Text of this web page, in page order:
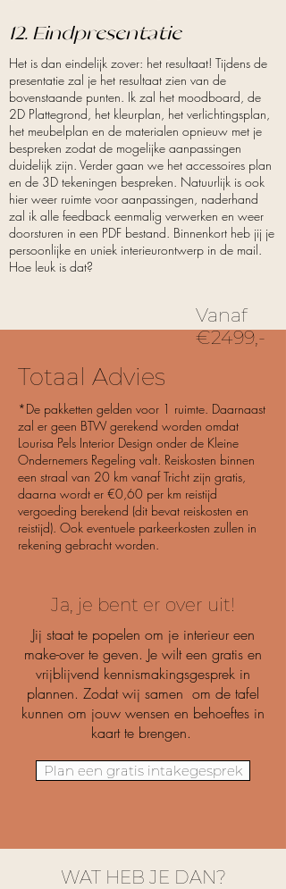
12. Eindpresentatie
Het is dan eindelijk zover: het resultaat! Tijdens de
presentatie zal je het resultaat zien van de
bovenstaande punten. Ik zal het moodboard, de
2D Plattegrond, het kleurplan, het verlichtingsplan,
het meubelplan en de materialen opnieuw met je
bespreken zodat de mogelijke aanpassingen
duidelijk zijn. Verder gaan we het accessoires plan
en de 3D tekeningen bespreken. Natuurlijk is ook
hier weer ruimte voor aanpassingen, naderhand
zal ik alle feedback eenmalig verwerken en weer
doorsturen in een PDF bestand. Binnenkort heb jij je
persoonlijke en uniek interieurontwerp in de mail.
Hoe leuk is dat?
Vanaf
€2499,-
Totaal Advies
*De pakketten gelden voor 1 ruimte. Daarnaast
zal er geen BTW gerekend worden omdat
Lourisa Pels Interior Design onder de Kleine
Ondernemers Regeling valt. Reiskosten binnen
een straal van 20 km vanaf Tricht zijn gratis,
daarna wordt er €0,60 per km reistijd
vergoeding berekend (dit bevat reiskosten en
reistijd). Ook eventuele parkeerkosten zullen in
rekening gebracht worden.
Ja, je bent er over uit!
Jij staat te popelen om je interieur een
make-over te geven. Je wilt een gratis en
vrijblijvend kennismakingsgesprek in
plannen. Zodat wij samen om de tafel
kunnen om jouw wensen en behoeftes in
kaart te brengen.
Plan een gratis intakegesprek
WAT HEB JE DAN?